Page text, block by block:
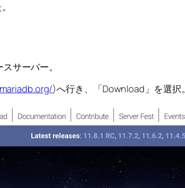
サーバー。
)へ行き、「Download」を選択。